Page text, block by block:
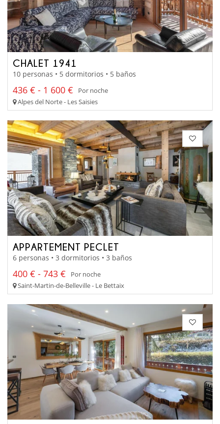
CHALET 1941
10 personas • 5 dormitorios • 5 baños
436 € - 1 600 €
Por noche
Alpes del Norte - Les Saisies
APPARTEMENT PECLET
6 personas • 3 dormitorios • 3 baños
400 € - 743 €
Por noche
Saint-Martin-de-Belleville - Le Bettaix